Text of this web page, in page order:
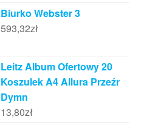
Biurko Webster 3
593,32zł
Leitz Album Ofertowy 20
Koszulek A4 Allura Przeźr
Dymn
13,80zł